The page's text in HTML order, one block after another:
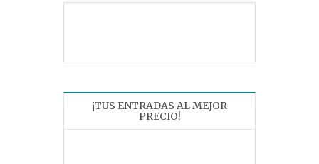
¡TUS ENTRADAS AL MEJOR
PRECIO!